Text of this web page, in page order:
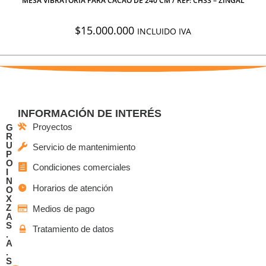
$15.000.000 INCLUIDO IVA
G
R
U
P
O
I
N
O
X
Z
A
S
.
A
.
S
INFORMACIÓN DE INTERÉS
Proyectos
Servicio de mantenimiento
Condiciones comerciales
Horarios de atención
Medios de pago
Tratamiento de datos